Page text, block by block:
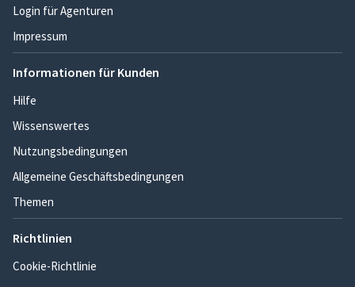
Login für Agenturen
Impressum
Informationen für Kunden
Hilfe
Wissenswertes
Nutzungsbedingungen
Allgemeine Geschäftsbedingungen
Themen
Richtlinien
Cookie-Richtlinie